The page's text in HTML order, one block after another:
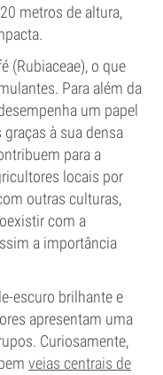
metros de altura,
(Rubiaceae), o que
Para além da
um papel
à sua densa
para a
locais por
outras culturas,
com a
a importância
escuro brilhante e
apresentam uma
Curiosamente,
veias centrais de